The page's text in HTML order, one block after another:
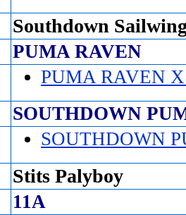
Southdown
PUMA RAVEN
PUMA RAVEN
SOUTHDOWN
SOUTHDOWN
Stits Palyboy
11A